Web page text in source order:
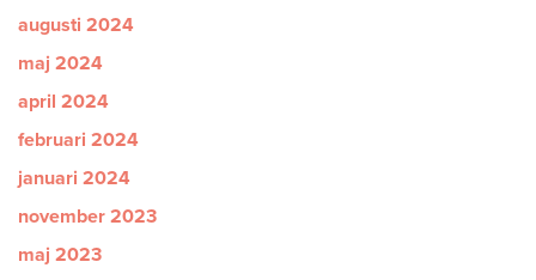
augusti 2024
maj 2024
april 2024
februari 2024
januari 2024
november 2023
maj 2023